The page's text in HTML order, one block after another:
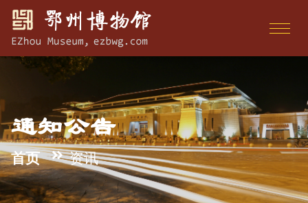
通知公告
首页 资讯